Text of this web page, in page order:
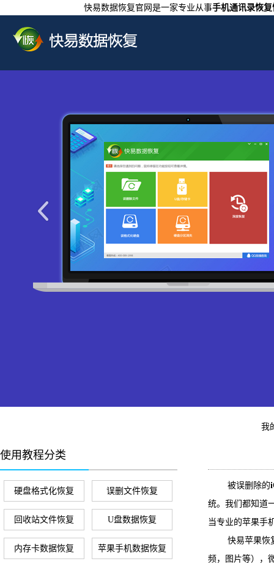
快易数据恢复官网是一家专业从事手机通讯录恢
我
使用教程分类
硬盘格式化恢复 误删文件恢复
回收站文件恢复 U盘数据恢复
内存卡数据恢复 苹果手机数据恢复
被误删除的
统。我们都知道
当专业的苹果手
快易苹果恢复
频，图片等），